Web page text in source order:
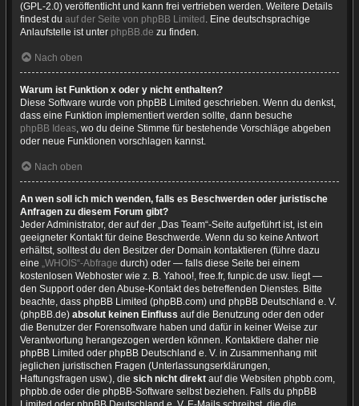
(GPL-2.0) veröffentlicht und kann frei vertrieben werden. Weitere Details
findest du auf der Seite von phpBB Limited . Eine deutschsprachige
Anlaufstelle ist unter phpBB.de zu finden.
Nach oben
Warum ist Funktion x oder y nicht enthalten?
Diese Software wurde von phpBB Limited geschrieben. Wenn du denkst,
dass eine Funktion implementiert werden sollte, dann besuche
phpBB Ideas, wo du deine Stimme für bestehende Vorschläge abgeben
oder neue Funktionen vorschlagen kannst.
Nach oben
An wen soll ich mich wenden, falls es Beschwerden oder juristische
Anfragen zu diesem Forum gibt?
Jeder Administrator, der auf der „Das Team“-Seite aufgeführt ist, ist ein
geeigneter Kontakt für deine Beschwerde. Wenn du so keine Antwort
erhältst, solltest du den Besitzer der Domain kontaktieren (führe dazu
eine „WHOIS“-Abfrage durch) oder — falls diese Seite bei einem
kostenlosen Webhoster wie z. B. Yahoo!, free.fr, funpic.de usw. liegt —
den Support oder den Abuse-Kontakt des betreffenden Dienstes. Bitte
beachte, dass phpBB Limited (phpBB.com) und phpBB Deutschland e. V.
(phpBB.de) absolut keinen Einfluss auf die Benutzung oder den oder
die Benutzer der Forensoftware haben und dafür in keiner Weise zur
Verantwortung herangezogen werden können. Kontaktiere daher nie
phpBB Limited oder phpBB Deutschland e. V. in Zusammenhang mit
jeglichen juristischen Fragen (Unterlassungserklärungen,
Haftungsfragen usw.), die sich nicht direkt auf die Websiten phpbb.com,
phpbb.de oder die phpBB-Software selbst beziehen. Falls du phpBB